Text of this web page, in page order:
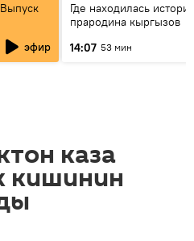
эфир
Где находилась
прародина кыргызов
14:07 53 мин
каза
кишинин